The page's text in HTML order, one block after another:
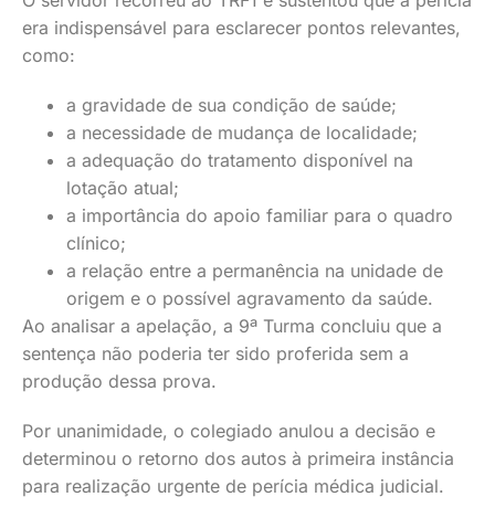
era indispensável para esclarecer pontos relevantes,
como:
a gravidade de sua condição de saúde;
a necessidade de mudança de localidade;
a adequação do tratamento disponível na
lotação atual;
a importância do apoio familiar para o quadro
clínico;
a relação entre a permanência na unidade de
origem e o possível agravamento da saúde.
Ao analisar a apelação, a 9ª Turma concluiu que a
sentença não poderia ter sido proferida sem a
produção dessa prova.
Por unanimidade, o colegiado anulou a decisão e
determinou o retorno dos autos à primeira instância
para realização urgente de perícia médica judicial.